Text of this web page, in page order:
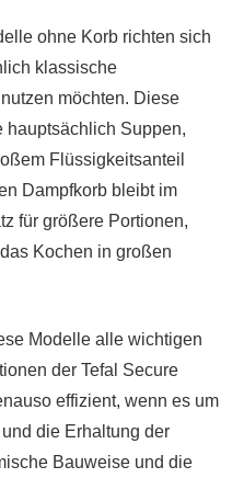
ohne Korb richten sich
klassische
möchten. Diese
hauptsächlich Suppen,
Flüssigkeitsanteil
Dampfkorb bleibt im
für größere Portionen,
Kochen in großen
Modelle alle wichtigen
der Tefal Secure
effizient, wenn es um
die Erhaltung der
Bauweise und die